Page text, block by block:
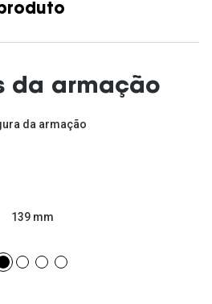
da armação
da armação
139 mm